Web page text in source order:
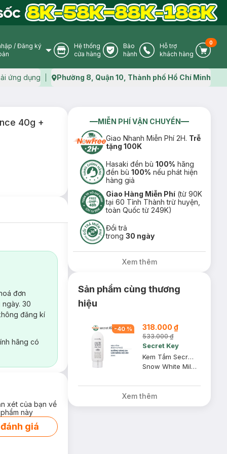
User Icon
/ Đăng ký
Store Icon
Hệ thống
cửa hàng
Warranty Icon
Bảo
hành
Phone Icon
Hỗ trợ
khách hàng
Cart
0
ứng dụng Map icon
Phường 8, Quận 10, Thành phố Hồ Chí Minh
40g +
đơn
30
đăng kí
hãng có
xét của bạn về
này
giá
MIỄN PHÍ VẬN CHUYỂN
Giao Nhanh Miễn Phí 2H. Trễ
tặng 100K
Hasaki đền bù100% hãng
đền bù100% nếu phát hiện
hàng giả
Giao Hàng Miễn Phí (từ 90K
tại 60 Tỉnh Thành trừ huyện,
toàn Quốc từ 249K)
Đổi trả
trong30 ngày
Xem thêm
Sản phẩm cùng thương
hiệu
-40% 318.000 ₫
533.000 ₫
Secret Key
Kem Tắm Secret Key Dưỡng Sáng Da Mặt Và Cơ Thể 200g
Snow White Milky Pack
Xem thêm